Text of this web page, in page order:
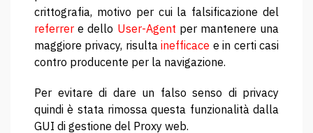
crittografia, motivo per cui la falsificazione del
referrer e dello User-Agent per mantenere una
maggiore privacy, risultainefficace e in certi casi
contro producente per la navigazione.
Per evitare di dare un falso senso di privacy
quindi è stata rimossa questa funzionalità dalla
GUI di gestione del Proxy web.